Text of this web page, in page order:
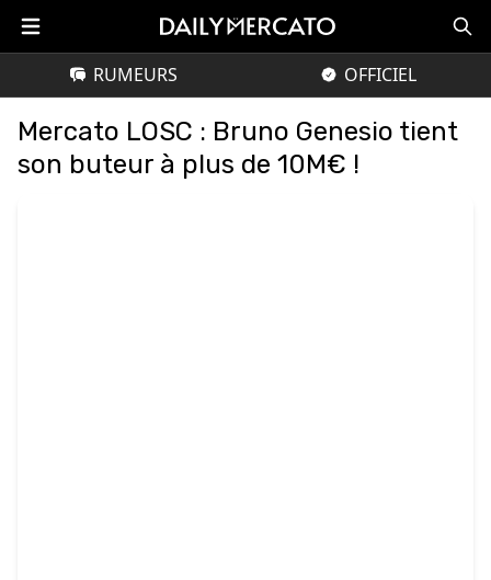
RUMEURS OFFICIEL
Mercato LOSC : Bruno Genesio tient
son buteur à plus de 10M€ !